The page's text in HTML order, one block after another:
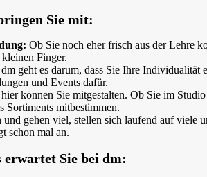
Sie mit:
Ob Sie noch eher frisch aus der Lehre
Finger.
geht es darum, dass Sie Ihre
und Events dafür.
können Sie mitgestalten. Ob Sie im
Sortiments mitbestimmen.
und gehen viel, stellen sich laufend auf viele
schon mal an.
Sie bei dm: